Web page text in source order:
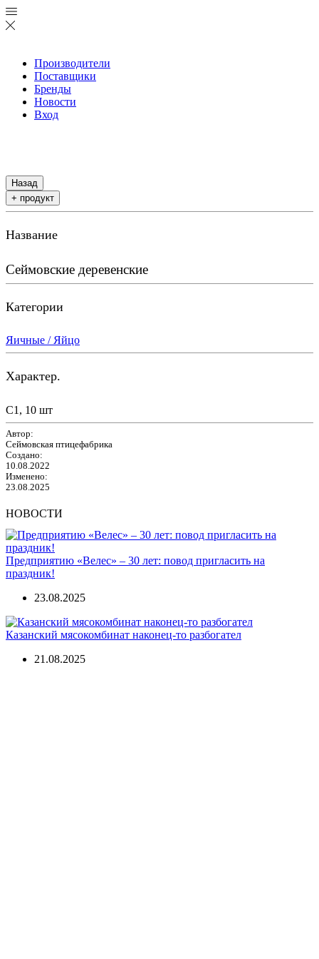
Производители
Поставщики
Бренды
Новости
Вход
Назад
+ продукт
Название
Сеймовские деревенские
Категории
Яичные / Яйцо
Характер.
C1, 10 шт
Автор:
Сеймовская птицефабрика
Создано:
10.08.2022
Изменено:
23.08.2025
НОВОСТИ
Предприятию «Велес» – 30 лет: повод пригласить на
праздник!
23.08.2025
Казанский мясокомбинат наконец-то разбогател
21.08.2025